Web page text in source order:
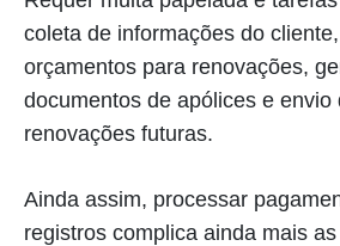
coleta de informações do
orçamentos para renovações,
documentos de apólices e envio
renovações futuras.
Ainda assim, processar
registros complica ainda mais